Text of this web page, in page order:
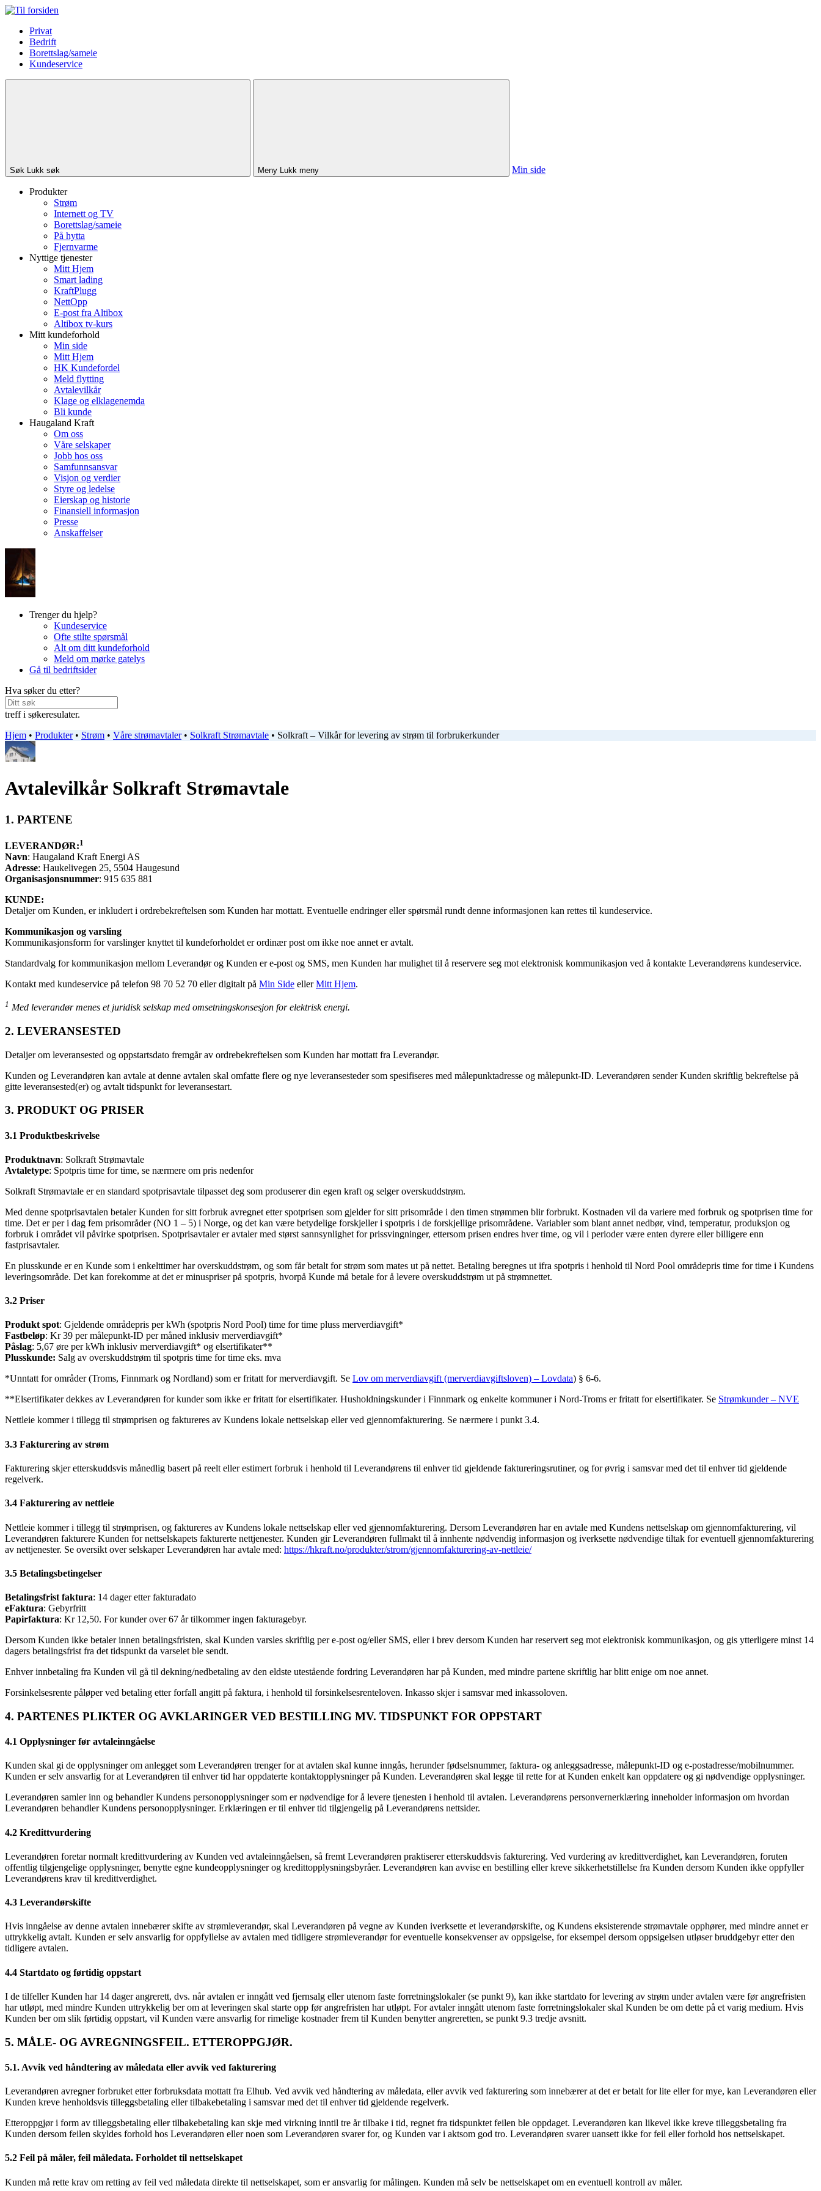
Privat
Bedrift
Borettslag/sameie
Kundeservice
Søk Lukk søk Meny Lukk meny Min side
Produkter
Strøm
Internett og TV
Borettslag/sameie
På hytta
Fjernvarme
Nyttige tjenester
Mitt Hjem
Smart lading
KraftPlugg
NettOpp
E-post fra Altibox
Altibox tv-kurs
Mitt kundeforhold
Min side
Mitt Hjem
HK Kundefordel
Meld flytting
Avtalevilkår
Klage og elklagenemda
Bli kunde
Haugaland Kraft
Om oss
Våre selskaper
Jobb hos oss
Samfunnsansvar
Visjon og verdier
Styre og ledelse
Eierskap og historie
Finansiell informasjon
Presse
Anskaffelser
Trenger du hjelp?
Kundeservice
Ofte stilte spørsmål
Alt om ditt kundeforhold
Meld om mørke gatelys
Gå til bedriftsider
Hva søker du etter?
treff i søkeresulater.
Hjem • Produkter• Strøm • Våre strømavtaler• Solkraft Strømavtale • Solkraft – Vilkår for levering av strøm til forbrukerkunder
Avtalevilkår Solkraft Strømavtale
1. PARTENE
LEVERANDØR:1
Navn: Haugaland Kraft Energi AS
Adresse: Haukelivegen 25, 5504 Haugesund
Organisasjonsnummer: 915 635 881
KUNDE:
Detaljer om Kunden, er inkludert i ordrebekreftelsen som Kunden har mottatt. Eventuelle endringer eller spørsmål rundt denne informasjonen kan rettes til kundeservice.
Kommunikasjon og varsling
Kommunikasjonsform for varslinger knyttet til kundeforholdet er ordinær post om ikke noe annet er avtalt.
Standardvalg for kommunikasjon mellom Leverandør og Kunden er e-post og SMS, men Kunden har mulighet til å reservere seg mot elektronisk kommunikasjon ved å kontakte Leverandørens kundeservice.
Kontakt med kundeservice på telefon 98 70 52 70 eller digitalt på Min Side ellerMitt Hjem.
1 Med leverandør menes et juridisk selskap med omsetningskonsesjon for elektrisk energi.
2. LEVERANSESTED
Detaljer om leveransested og oppstartsdato fremgår av ordrebekreftelsen som Kunden har mottatt fra Leverandør.
Kunden og Leverandøren kan avtale at denne avtalen skal omfatte flere og nye leveransesteder som spesifiseres med målepunktadresse og målepunkt-ID. Leverandøren sender Kunden skriftlig bekreftelse på
gitte leveransested(er) og avtalt tidspunkt for leveransestart.
3. PRODUKT OG PRISER
3.1 Produktbeskrivelse
Produktnavn: Solkraft Strømavtale
Avtaletype: Spotpris time for time, se nærmere om pris nedenfor
Solkraft Strømavtale er en standard spotprisavtale tilpasset deg som produserer din egen kraft og selger overskuddstrøm.
Med denne spotprisavtalen betaler Kunden for sitt forbruk avregnet etter spotprisen som gjelder for sitt prisområde i den timen strømmen blir forbrukt. Kostnaden vil da variere med forbruk og spotprisen time for
time. Det er per i dag fem prisområder (NO 1 – 5) i Norge, og det kan være betydelige forskjeller i spotpris i de forskjellige prisområdene. Variabler som blant annet nedbør, vind, temperatur, produksjon og
forbruk i området vil påvirke spotprisen. Spotprisavtaler er avtaler med størst sannsynlighet for prissvingninger, ettersom prisen endres hver time, og vil i perioder være enten dyrere eller billigere enn
fastprisavtaler.
En plusskunde er en Kunde som i enkelttimer har overskuddstrøm, og som får betalt for strøm som mates ut på nettet. Betaling beregnes ut ifra spotpris i henhold til Nord Pool områdepris time for time i Kundens
leveringsområde. Det kan forekomme at det er minuspriser på spotpris, hvorpå Kunde må betale for å levere overskuddstrøm ut på strømnettet.
3.2 Priser
Produkt spot: Gjeldende områdepris per kWh (spotpris Nord Pool) time for time pluss merverdiavgift*
Fastbeløp: Kr 39 per målepunkt-ID per måned inklusiv merverdiavgift*
Påslag: 5,67 øre per kWh inklusiv merverdiavgift* og elsertifikater**
Plusskunde: Salg av overskuddstrøm til spotpris time for time eks. mva
*Unntatt for områder (Troms, Finnmark og Nordland) som er fritatt for merverdiavgift. Se Lov om merverdiavgift (merverdiavgiftsloven) – Lovdata) § 6-6.
**Elsertifikater dekkes av Leverandøren for kunder som ikke er fritatt for elsertifikater. Husholdningskunder i Finnmark og enkelte kommuner i Nord-Troms er fritatt for elsertifikater. Se Strømkunder – NVE
Nettleie kommer i tillegg til strømprisen og faktureres av Kundens lokale nettselskap eller ved gjennomfakturering. Se nærmere i punkt 3.4.
3.3 Fakturering av strøm
Fakturering skjer etterskuddsvis månedlig basert på reelt eller estimert forbruk i henhold til Leverandørens til enhver tid gjeldende faktureringsrutiner, og for øvrig i samsvar med det til enhver tid gjeldende
regelverk.
3.4 Fakturering av nettleie
Nettleie kommer i tillegg til strømprisen, og faktureres av Kundens lokale nettselskap eller ved gjennomfakturering. Dersom Leverandøren har en avtale med Kundens nettselskap om gjennomfakturering, vil
Leverandøren fakturere Kunden for nettselskapets fakturerte nettjenester. Kunden gir Leverandøren fullmakt til å innhente nødvendig informasjon og iverksette nødvendige tiltak for eventuell gjennomfakturering
av nettjenester. Se oversikt over selskaper Leverandøren har avtale med: https://hkraft.no/produkter/strom/gjennomfakturering-av-nettleie/
3.5 Betalingsbetingelser
Betalingsfrist faktura: 14 dager etter fakturadato
eFaktura: Gebyrfritt
Papirfaktura: Kr 12,50. For kunder over 67 år tilkommer ingen fakturagebyr.
Dersom Kunden ikke betaler innen betalingsfristen, skal Kunden varsles skriftlig per e-post og/eller SMS, eller i brev dersom Kunden har reservert seg mot elektronisk kommunikasjon, og gis ytterligere minst 14
dagers betalingsfrist fra det tidspunkt da varselet ble sendt.
Enhver innbetaling fra Kunden vil gå til dekning/nedbetaling av den eldste utestående fordring Leverandøren har på Kunden, med mindre partene skriftlig har blitt enige om noe annet.
Forsinkelsesrente påløper ved betaling etter forfall angitt på faktura, i henhold til forsinkelsesrenteloven. Inkasso skjer i samsvar med inkassoloven.
4. PARTENES PLIKTER OG AVKLARINGER VED BESTILLING MV. TIDSPUNKT FOR OPPSTART
4.1 Opplysninger før avtaleinngåelse
Kunden skal gi de opplysninger om anlegget som Leverandøren trenger for at avtalen skal kunne inngås, herunder fødselsnummer, faktura- og anleggsadresse, målepunkt-ID og e-postadresse/mobilnummer.
Kunden er selv ansvarlig for at Leverandøren til enhver tid har oppdaterte kontaktopplysninger på Kunden. Leverandøren skal legge til rette for at Kunden enkelt kan oppdatere og gi nødvendige opplysninger.
Leverandøren samler inn og behandler Kundens personopplysninger som er nødvendige for å levere tjenesten i henhold til avtalen. Leverandørens personvernerklæring inneholder informasjon om hvordan
Leverandøren behandler Kundens personopplysninger. Erklæringen er til enhver tid tilgjengelig på Leverandørens nettsider.
4.2 Kredittvurdering
Leverandøren foretar normalt kredittvurdering av Kunden ved avtaleinngåelsen, så fremt Leverandøren praktiserer etterskuddsvis fakturering. Ved vurdering av kredittverdighet, kan Leverandøren, foruten
offentlig tilgjengelige opplysninger, benytte egne kundeopplysninger og kredittopplysningsbyråer. Leverandøren kan avvise en bestilling eller kreve sikkerhetstillelse fra Kunden dersom Kunden ikke oppfyller
Leverandørens krav til kredittverdighet.
4.3 Leverandørskifte
Hvis inngåelse av denne avtalen innebærer skifte av strømleverandør, skal Leverandøren på vegne av Kunden iverksette et leverandørskifte, og Kundens eksisterende strømavtale opphører, med mindre annet er
uttrykkelig avtalt. Kunden er selv ansvarlig for oppfyllelse av avtalen med tidligere strømleverandør for eventuelle konsekvenser av oppsigelse, for eksempel dersom oppsigelsen utløser bruddgebyr etter den
tidligere avtalen.
4.4 Startdato og førtidig oppstart
I de tilfeller Kunden har 14 dager angrerett, dvs. når avtalen er inngått ved fjernsalg eller utenom faste forretningslokaler (se punkt 9), kan ikke startdato for levering av strøm under avtalen være før angrefristen
har utløpt, med mindre Kunden uttrykkelig ber om at leveringen skal starte opp før angrefristen har utløpt. For avtaler inngått utenom faste forretningslokaler skal Kunden be om dette på et varig medium. Hvis
Kunden ber om slik førtidig oppstart, vil Kunden være ansvarlig for rimelige kostnader frem til Kunden benytter angreretten, se punkt 9.3 tredje avsnitt.
5. MÅLE- OG AVREGNINGSFEIL. ETTEROPPGJØR.
5.1. Avvik ved håndtering av måledata eller avvik ved fakturering
Leverandøren avregner forbruket etter forbruksdata mottatt fra Elhub. Ved avvik ved håndtering av måledata, eller avvik ved fakturering som innebærer at det er betalt for lite eller for mye, kan Leverandøren eller
Kunden kreve henholdsvis tilleggsbetaling eller tilbakebetaling i samsvar med det til enhver tid gjeldende regelverk.
Etteroppgjør i form av tilleggsbetaling eller tilbakebetaling kan skje med virkning inntil tre år tilbake i tid, regnet fra tidspunktet feilen ble oppdaget. Leverandøren kan likevel ikke kreve tilleggsbetaling fra
Kunden dersom feilen skyldes forhold hos Leverandøren eller noen som Leverandøren svarer for, og Kunden var i aktsom god tro. Leverandøren svarer uansett ikke for feil eller forhold hos nettselskapet.
5.2 Feil på måler, feil måledata. Forholdet til nettselskapet
Kunden må rette krav om retting av feil ved måledata direkte til nettselskapet, som er ansvarlig for målingen. Kunden må selv be nettselskapet om en eventuell kontroll av måler.